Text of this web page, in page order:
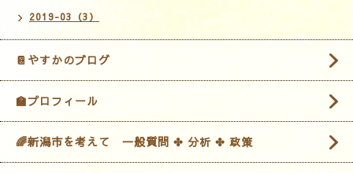
2019-03（3）
📔やすかのブログ
🏫プロフィール
🌈新潟市を考えて 一般質問 ✤ 分析 ✤ 政策